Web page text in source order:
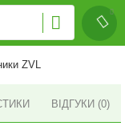
ZVL
ВІДГУКИ (0)